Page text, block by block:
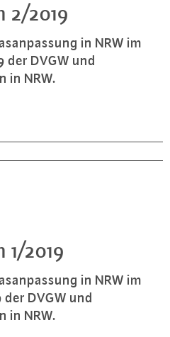
2/2019
in NRW im
der DVGW und
in NRW.
1/2019
in NRW im
der DVGW und
in NRW.